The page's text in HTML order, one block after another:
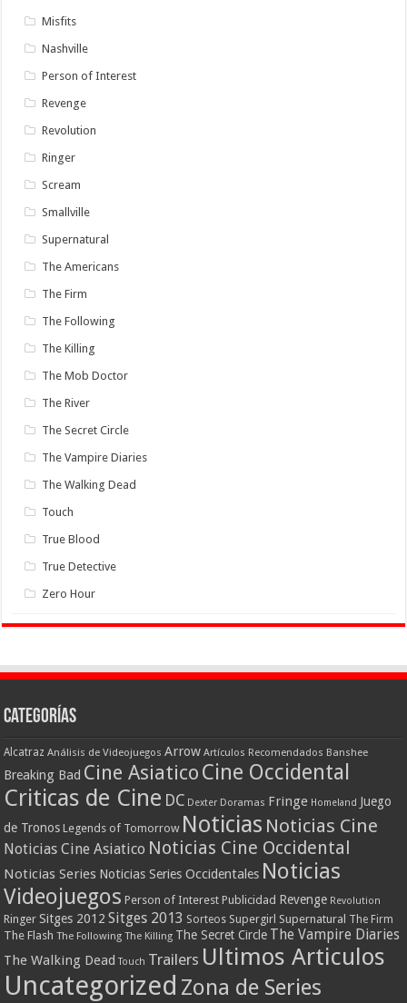
Misfits
Nashville
Person of Interest
Revenge
Revolution
Ringer
Scream
Smallville
Supernatural
The Americans
The Firm
The Following
The Killing
The Mob Doctor
The River
The Secret Circle
The Vampire Diaries
The Walking Dead
Touch
True Blood
True Detective
Zero Hour
Categorías
Alcatraz Análisis de Videojuegos Arrow Artículos Recomendados Banshee
Breaking Bad Cine AsiaticoCine Occidental
Criticas de Cine DC Dexter Doramas Fringe Homeland Juego
de Tronos Legends of Tomorrow Noticias Noticias Cine
Noticias Cine Asiatico Noticias Cine Occidental
Noticias Series Noticias Series Occidentales Noticias
Videojuegos Person of Interest Publicidad Revenge Revolution
Ringer Sitges 2012 Sitges 2013 Sorteos Supergirl Supernatural The Firm
The Flash The Following The Killing The Secret Circle The Vampire Diaries
The Walking Dead Touch Trailers Ultimos Articulos
Uncategorized Zona de Series